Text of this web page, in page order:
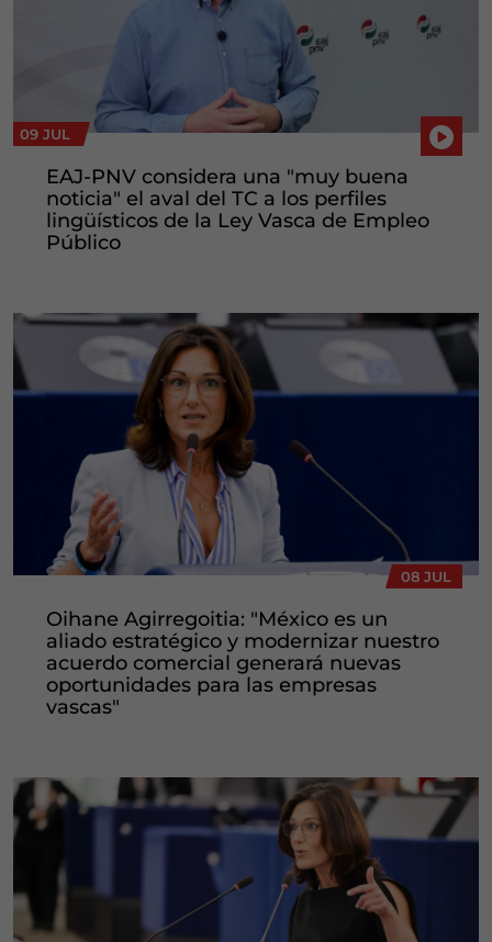
09 JUL
EAJ-PNV considera una "muy buena
noticia" el aval del TC a los perfiles
lingüísticos de la Ley Vasca de Empleo
Público
08 JUL
Oihane Agirregoitia: "México es un
aliado estratégico y modernizar nuestro
acuerdo comercial generará nuevas
oportunidades para las empresas
vascas"